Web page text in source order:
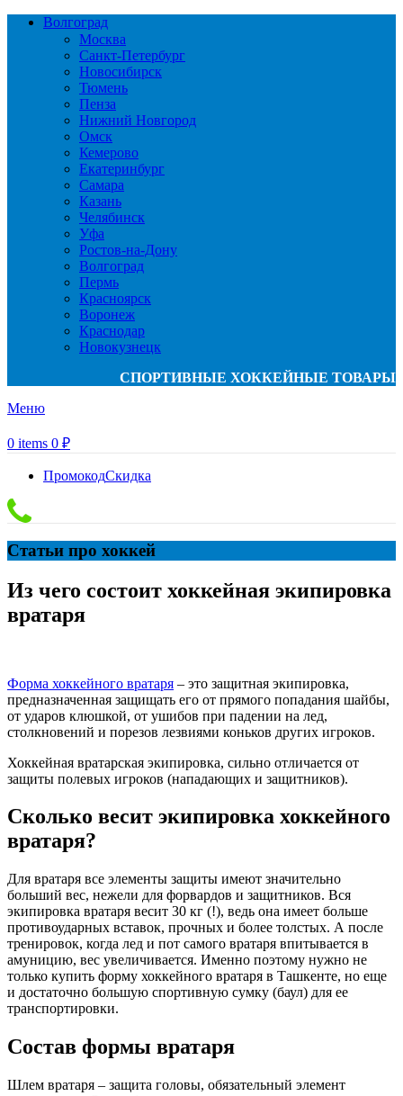
Волгоград
Москва
Санкт-Петербург
Новосибирск
Тюмень
Пенза
Нижний Новгород
Омск
Кемерово
Екатеринбург
Самара
Казань
Челябинск
Уфа
Ростов-на-Дону
Волгоград
Пермь
Красноярск
Воронеж
Краснодар
Новокузнецк
СПОРТИВНЫЕ ХОККЕЙНЫЕ ТОВАРЫ
Меню
0 items 0 ₽
ПромокодСкидка
Статьи про хоккей
Из чего состоит хоккейная экипировка
вратаря
Форма хоккейного вратаря – это защитная экипировка,
предназначенная защищать его от прямого попадания шайбы,
от ударов клюшкой, от ушибов при падении на лед,
столкновений и порезов лезвиями коньков других игроков.
Хоккейная вратарская экипировка, сильно отличается от
защиты полевых игроков (нападающих и защитников).
Сколько весит экипировка хоккейного
вратаря?
Для вратаря все элементы защиты имеют значительно
больший вес, нежели для форвардов и защитников. Вся
экипировка вратаря весит 30 кг (!), ведь она имеет больше
противоударных вставок, прочных и более толстых. А после
тренировок, когда лед и пот самого вратаря впитывается в
амуницию, вес увеличивается. Именно поэтому нужно не
только купить форму хоккейного вратаря в Ташкенте, но еще
и достаточно большую спортивную сумку (баул) для ее
транспортировки.
Состав формы вратаря
Шлем вратаря – защита головы, обязательный элемент